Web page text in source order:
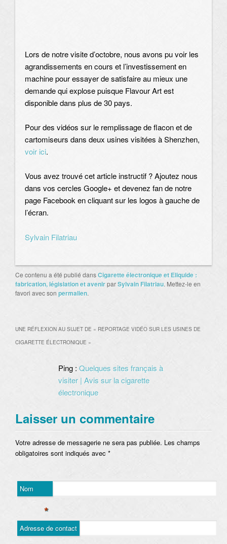
Lors de notre visite d’octobre, nous avons pu voir les
agrandissements en cours et l’investissement en
machine pour essayer de satisfaire au mieux une
demande qui explose puisque Flavour Art est
disponible dans plus de 30 pays.
Pour des vidéos sur le remplissage de flacon et de
cartomiseurs dans deux usines visitées à Shenzhen,
voir ici.
Vous avez trouvé cet article instructif ? Ajoutez nous
dans vos cercles Google+ et devenez fan de notre
page Facebook en cliquant sur les logos à gauche de
l’écran.
Sylvain Filatriau
Ce contenu a été publié dansCigarette électronique et Eliquide :
fabrication, législation et avenirparSylvain Filatriau. Mettez-le en
favori avec son permalien.
UNE RÉFLEXION AU SUJET DE « REPORTAGE VIDÉO SUR LES USINES DE
CIGARETTE ÉLECTRONIQUE »
Ping : Quelques sites français à
visiter | Avis sur la cigarette
électronique
Laisser un commentaire
Votre adresse de messagerie ne sera pas publiée. Les champs
obligatoires sont indiqués avec *
Nom
*
Adresse de contact